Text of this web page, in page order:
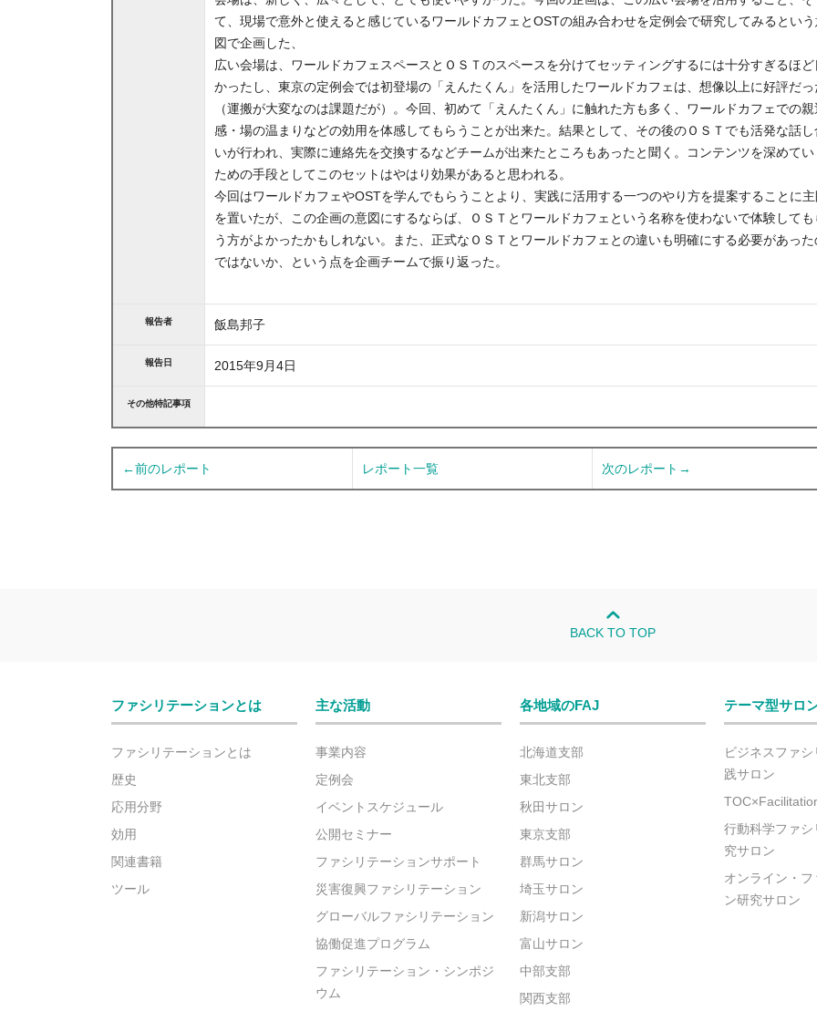
て、現場で意外と使えると感じているワールドカフェとOSTの組み合わせを定例会で研究してみるとい
図で企画した、
広い会場は、ワールドカフェスペースとＯＳＴのスペースを分けてセッティングするには十分すぎるほど
かったし、東京の定例会では初登場の「えんたくん」を活用したワールドカフェは、想像以上に好評だっ
（運搬が大変なのは課題だが）。今回、初めて「えんたくん」に触れた方も多く、ワールドカフェでの親
感・場の温まりなどの効用を体感してもらうことが出来た。結果として、その後のＯＳＴでも活発な話し
いが行われ、実際に連絡先を交換するなどチームが出来たところもあったと聞く。コンテンツを深めてい
ための手段としてこのセットはやはり効果があると思われる。
今回はワールドカフェやOSTを学んでもらうことより、実践に活用する一つのやり方を提案することに
を置いたが、この企画の意図にするならば、ＯＳＴとワールドカフェという名称を使わないで体験しても
う方がよかったかもしれない。また、正式なＯＳＴとワールドカフェとの違いも明確にする必要があった
ではないか、という点を企画チームで振り返った。
報告者 飯島邦子
報告日 2015年9月4日
その他特記事項
←前のレポート レポート一覧 次のレポート→
BACK TO TOP
ファシリテーションとは
ファシリテーションとは
歴史
応用分野
効用
関連書籍
ツール
主な活動
事業内容
定例会
イベントスケジュール
公開セミナー
ファシリテーションサポート
災害復興ファシリテーション
グローバルファシリテーション
協働促進プログラム
ファシリテーション・シンポジ
ウム
各地域のFAJ
北海道支部
東北支部
秋田サロン
東京支部
群馬サロン
埼玉サロン
新潟サロン
富山サロン
中部支部
関西支部
テーマ型サロ
ビジネスファ
践サロン
行動科学ファ
究サロン
オンライン・
ン研究サロン